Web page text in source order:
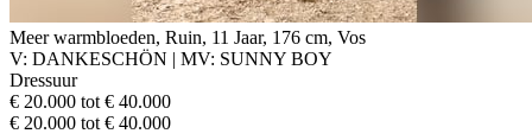
Meer warmbloeden, Ruin, 11 Jaar, 176 cm, Vos
V: DANKESCHÖN | MV: SUNNY BOY
Dressuur
€ 20.000 tot € 40.000
€ 20.000 tot € 40.000